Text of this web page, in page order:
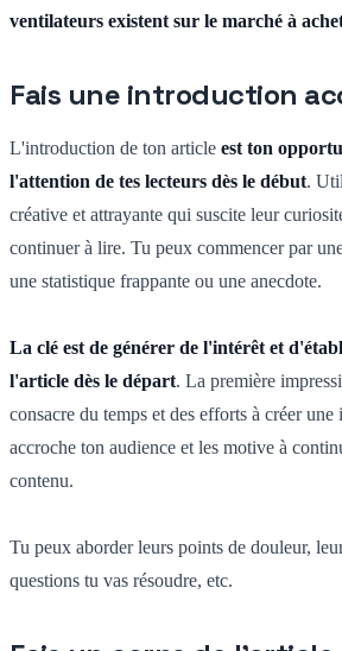
ventilateurs existent sur le marché à
Fais une introduction
L'introduction de ton article est ton
l'attention de tes lecteurs dès le début.
créative et attrayante qui suscite leur
continuer à lire. Tu peux commencer par
une statistique frappante ou une anecdote.
La clé est de générer de l'intérêt et
l'article dès le départ. La première
consacre du temps et des efforts à créer
accroche ton audience et les motive à
contenu.
Tu peux aborder leurs points de douleur,
questions tu vas résoudre, etc.